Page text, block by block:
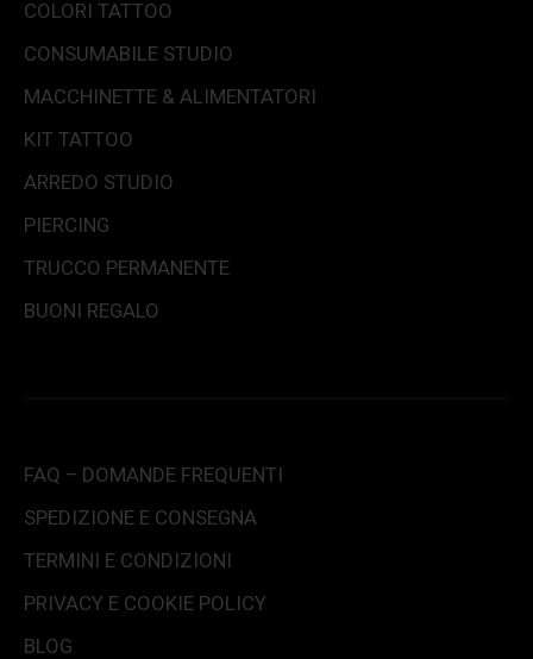
COLORI TATTOO
CONSUMABILE STUDIO
MACCHINETTE & ALIMENTATORI
KIT TATTOO
ARREDO STUDIO
PIERCING
TRUCCO PERMANENTE
BUONI REGALO
FAQ – DOMANDE FREQUENTI
SPEDIZIONE E CONSEGNA
TERMINI E CONDIZIONI
PRIVACY E COOKIE POLICY
BLOG